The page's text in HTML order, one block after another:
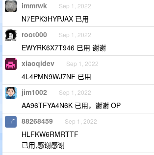
immrwk Sep 1, 2022
N7EPK3HYPJAX 已用
root000 Sep 1, 2022
EWYRK6X7T946 已用 谢谢
xiaoqidev Sep 1, 2022
4L4PMN9WJ7NF 已用
jim1002 Sep 1, 2022
AA96TFYA4N6K 已用，谢谢 OP
88268459 Sep 1, 2022
HLFKW6RMRTTF
已用,感谢感谢